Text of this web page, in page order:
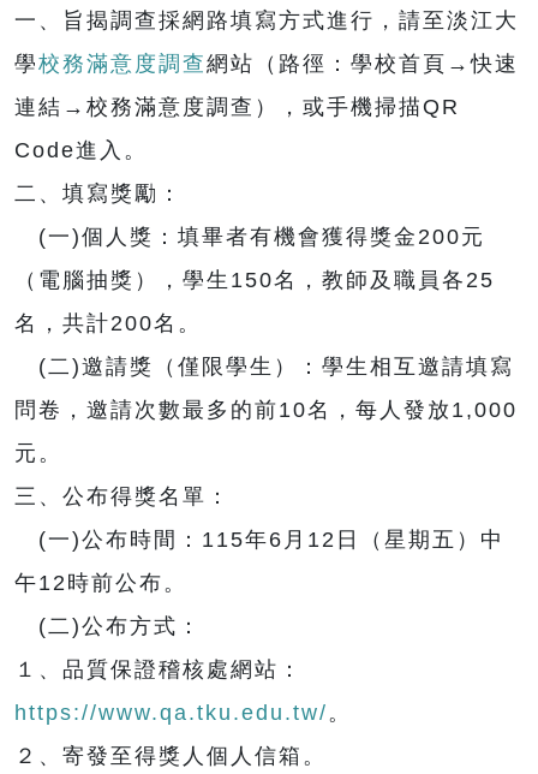
一、旨揭調查採網路填寫方式進行，請至淡江大
學校務滿意度調查網站（路徑：學校首頁→快速
連結→校務滿意度調查），或手機掃描QR
Code進入。
二、填寫獎勵：
(一)個人獎：填畢者有機會獲得獎金200元
（電腦抽獎），學生150名，教師及職員各25
名，共計200名。
(二)邀請獎（僅限學生）：學生相互邀請填寫
問卷，邀請次數最多的前10名，每人發放1,000
元。
三、公布得獎名單：
(一)公布時間：115年6月12日（星期五）中
午12時前公布。
(二)公布方式：
１、品質保證稽核處網站：
https://www.qa.tku.edu.tw/ 。
２、寄發至得獎人個人信箱。